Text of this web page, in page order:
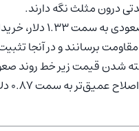
درون مثلث نگه دارند.
برای شروع یک روند صعودی به
برسانند و در آنجا
شدن قیمت زیر خط روند